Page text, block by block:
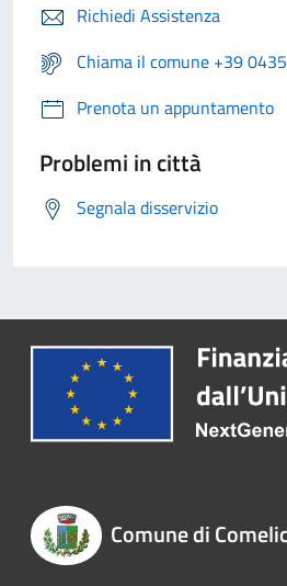
Richiedi Assistenza
Chiama il comune +39
Prenota un appuntamento
Problemi in città
Segnala disservizio
Comune di